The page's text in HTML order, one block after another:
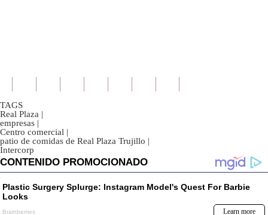
TAGS
Real Plaza |
empresas |
Centro comercial |
patio de comidas de Real Plaza Trujillo |
Intercorp